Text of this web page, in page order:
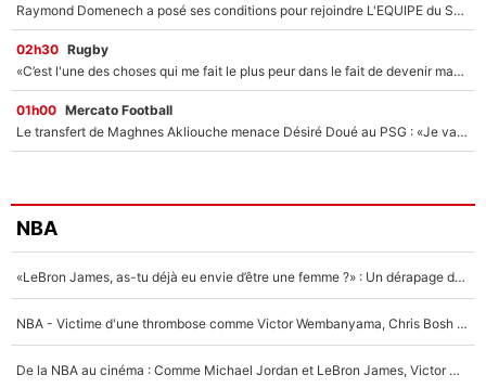
Raymond Domenech a posé ses conditions pour rejoindre L'EQUIPE du Soir : Il refuse de faire l'émission avec un autre chroniqueur !
02h30 Rugby
«C’est l'une des choses qui me fait le plus peur dans le fait de devenir maman» : En couple avec Antoine Dupont, Iris Mittenaere s'inquiète déjà pour ses futurs enfants !
01h00 Mercato Football
Le transfert de Maghnes Akliouche menace Désiré Doué au PSG : «Je valide à 200%»
NBA
«LeBron James, as-tu déjà eu envie d’être une femme ?» : Un dérapage de Donald Trump sur la superstar de la NBA refait surface
NBA - Victime d'une thrombose comme Victor Wembanyama, Chris Bosh prévient le Français des risques sur sa santé : «J’ai failli mourir sur le coup et j’ai été ramené à la vie»
De la NBA au cinéma : Comme Michael Jordan et LeBron James, Victor Wembanyama rêve d'une carrière d'acteur !